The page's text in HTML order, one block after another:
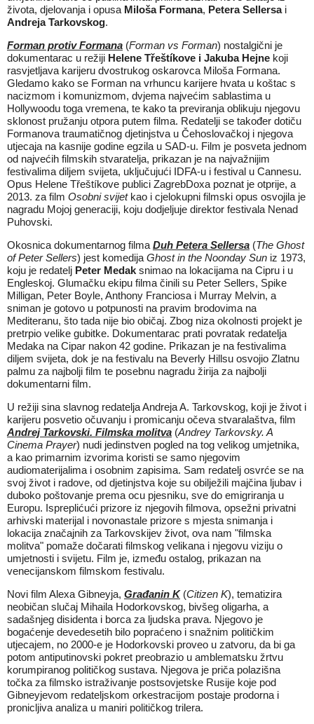
života, djelovanja i opusa Miloša Formana, Petera Sellersai
Andreja Tarkovskog.
Forman protiv Formana (Forman vs Forman) nostalgični je
dokumentarac u režiji Helene Třeštíkove i Jakuba Hejne koji
rasvjetljava karijeru dvostrukog oskarovca Miloša Formana.
Gledamo kako se Forman na vrhuncu karijere hvata u koštac s
nacizmom i komunizmom, dvjema najvećim sablastima u
Hollywoodu toga vremena, te kako ta previranja oblikuju njegovu
sklonost pružanju otpora putem filma. Redatelji se također dotiču
Formanova traumatičnog djetinjstva u Čehoslovačkoj i njegova
utjecaja na kasnije godine egzila u SAD-u. Film je posveta jednom
od najvećih filmskih stvaratelja, prikazan je na najvažnijim
festivalima diljem svijeta, uključujući IDFA-u i festival u Cannesu.
Opus Helene Třeštíkove publici ZagrebDoxa poznat je otprije, a
2013. za film Osobni svijetkao i cjelokupni filmski opus osvojila je
nagradu Mojoj generaciji, koju dodjeljuje direktor festivala Nenad
Puhovski.
Okosnica dokumentarnog filma Duh Petera Sellersa (The Ghost
of Peter Sellers) jest komedija Ghost in the Noonday Sun iz 1973,
koju je redatelj Peter Medak snimao na lokacijama na Cipru i u
Engleskoj. Glumačku ekipu filma činili su Peter Sellers, Spike
Milligan, Peter Boyle, Anthony Franciosa i Murray Melvin, a
sniman je gotovo u potpunosti na pravim brodovima na
Mediteranu, što tada nije bio običaj. Zbog niza okolnosti projekt je
pretrpio velike gubitke. Dokumentarac prati povratak redatelja
Medaka na Cipar nakon 42 godine. Prikazan je na festivalima
diljem svijeta, dok je na festivalu na Beverly Hillsu osvojio Zlatnu
palmu za najbolji film te posebnu nagradu žirija za najbolji
dokumentarni film.
U režiji sina slavnog redatelja Andreja A. Tarkovskog, koji je život i
karijeru posvetio očuvanju i promicanju očeva stvaralaštva, film
Andrej Tarkovski. Filmska molitva (Andrey Tarkovsky. A
Cinema Prayer) nudi jedinstven pogled na tog velikog umjetnika,
a kao primarnim izvorima koristi se samo njegovim
audiomaterijalima i osobnim zapisima. Sam redatelj osvrće se na
svoj život i radove, od djetinjstva koje su obilježili majčina ljubav i
duboko poštovanje prema ocu pjesniku, sve do emigriranja u
Europu. Ispreplićući prizore iz njegovih filmova, opsežni privatni
arhivski materijal i novonastale prizore s mjesta snimanja i
lokacija značajnih za Tarkovskijev život, ova nam "filmska
molitva" pomaže dočarati filmskog velikana i njegovu viziju o
umjetnosti i svijetu. Film je, između ostalog, prikazan na
venecijanskom filmskom festivalu.
Novi film Alexa Gibneyja, Građanin K(Citizen K), tematizira
neobičan slučaj Mihaila Hodorkovskog, bivšeg oligarha, a
sadašnjeg disidenta i borca za ljudska prava. Njegovo je
bogaćenje devedesetih bilo popraćeno i snažnim političkim
utjecajem, no 2000-e je Hodorkovski proveo u zatvoru, da bi ga
potom antiputinovski pokret preobrazio u amblematsku žrtvu
korumpiranog političkog sustava. Njegova je priča polazišna
točka za filmsko istraživanje postsovjetske Rusije koje pod
Gibneyjevom redateljskom orkestracijom postaje prodorna i
pronicljiva analiza u maniri političkog trilera.